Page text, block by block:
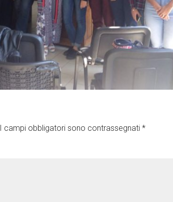
I campi obbligatori sono contrassegnati *